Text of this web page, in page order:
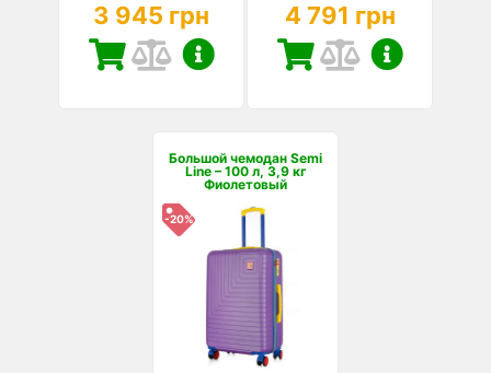
3 945 грн 4 791 грн
Большой чемодан Semi
Line – 100 л, 3,9 кг
Фиолетовый
-20%